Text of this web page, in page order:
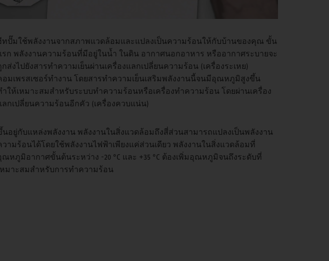
ทปั๊มใช้พลังงานจากสภาพแวดล้อมและแปลงเป็นความร้อนให้กับบ้านของคุณ ขั้น
รก พลังงานความร้อนที่มีอยู่ในน้ำ ในดิน อากาศนอกอาหาร หรืออากาศระบายจะ
กส่งไปยังสารทำความเย็นผ่านเครื่องแลกเปลี่ยนความร้อน (เครื่องระเหย)
อมเพรสเซอร์ทำงาน โดยสารทำความเย็นเสริมพลังงานนี้จนมีอุณหภูมิสูงขึ้น
ำให้เหมาะสมสำหรับระบบทำความร้อนหรือเครื่องทำความร้อน โดยผ่านเครื่อง
ลกเปลี่ยนความร้อนอีกคัว (เครื่องควบแน่น)
นอยู่กับแหล่งพลังงาน พลังงานในสิ่งแวดล้อมถึงสี่ส่วนสามารถแปลงเป็นพลังงาน
วามร้อนได้โดยใช้พลังงานไฟฟ้าเพียงแค่ส่วนเดียว พลังงานในสิ่งแวดล้อมที่
ณหภูมิอากาศขั้นต้นระหว่าง -20 °C และ +35 °C ต้องเพิ่มอุณหภูมิจนถึงระดับที่
หมาะสมสำหรับการทำความร้อน